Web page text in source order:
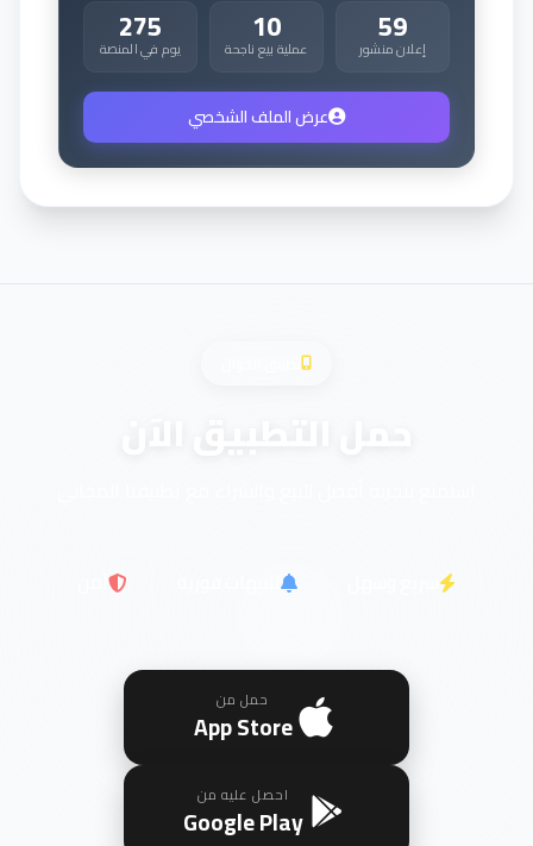
59
إعلان منشور 10
عملية بيع ناجحة 275
يوم في المنصة
عرض الملف الشخصي
حمل التطبيق الآن
حمل من
App Store
احصل عليه من
Google Play